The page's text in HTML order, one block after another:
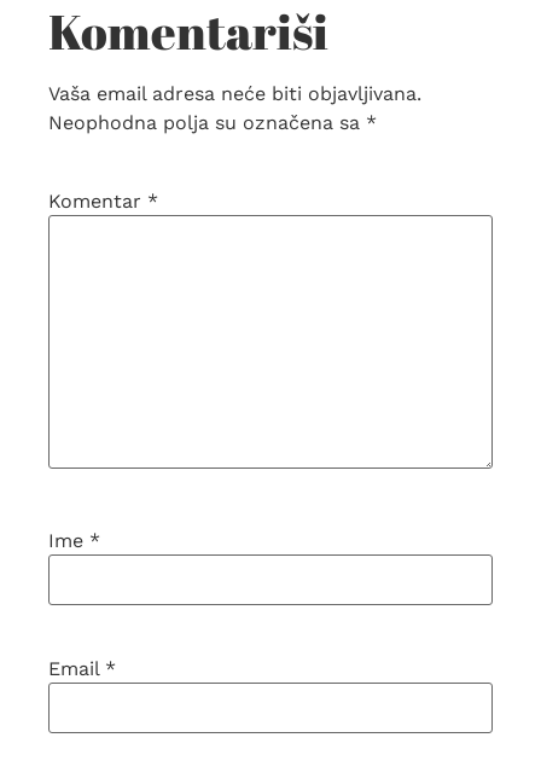
Komentariši
Vaša email adresa neće biti objavljivana.
Neophodna polja su označena sa *
Komentar *
Ime *
Email *